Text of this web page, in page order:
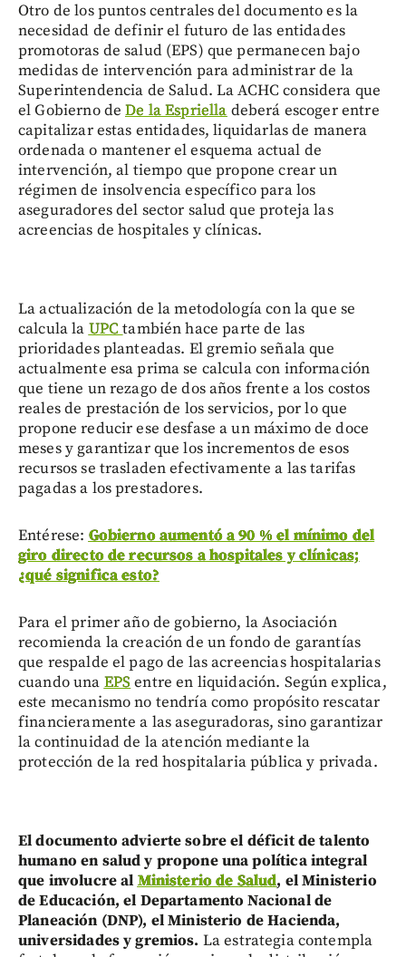
Otro de los puntos centrales del documento es la
necesidad de definir el futuro de las entidades
promotoras de salud (EPS) que permanecen bajo
medidas de intervención para administrar de la
Superintendencia de Salud. La ACHC considera que
el Gobierno deDe la Espriella deberá escoger entre
capitalizar estas entidades, liquidarlas de manera
ordenada o mantener el esquema actual de
intervención, al tiempo que propone crear un
régimen de insolvencia específico para los
aseguradores del sector salud que proteja las
acreencias de hospitales y clínicas.
La actualización de la metodología con la que se
calcula la UPCtambién hace parte de las
prioridades planteadas. El gremio señala que
actualmente esa prima se calcula con información
que tiene un rezago de dos años frente a los costos
reales de prestación de los servicios, por lo que
propone reducir ese desfase a un máximo de doce
meses y garantizar que los incrementos de esos
recursos se trasladen efectivamente a las tarifas
pagadas a los prestadores.
Entérese: Gobierno aumentó a 90 % el mínimo del
giro directo de recursos a hospitales y clínicas;
¿qué significa esto?
Para el primer año de gobierno, la Asociación
recomienda la creación de un fondo de garantías
que respalde el pago de las acreencias hospitalarias
cuando una EPS entre en liquidación. Según explica,
este mecanismo no tendría como propósito rescatar
financieramente a las aseguradoras, sino garantizar
la continuidad de la atención mediante la
protección de la red hospitalaria pública y privada.
El documento advierte sobre el déficit de talento
humano en salud y propone una política integral
que involucre al Ministerio de Salud, el Ministerio
de Educación, el Departamento Nacional de
Planeación (DNP), el Ministerio de Hacienda,
universidades y gremios. La estrategia contempla